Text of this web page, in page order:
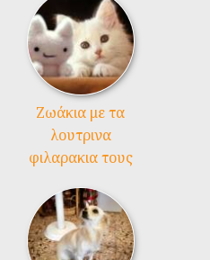
Ζωάκια με τα
λουτρινα
φιλαρακια τους